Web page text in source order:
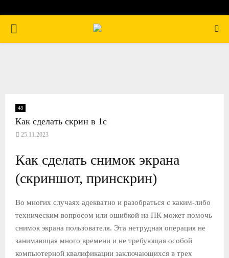
П
В
И
Ч
О
Е
48
Как сделать скрин в 1с
25.11.2023
Как сделать снимок экрана
(скриншот, принскрин)
Во многих случаях адекватно и разобраться с каким-либо
техническим вопросом или ошибкой на ПК может помочь
снимок экрана пользователя. Эта нетрудная операция не
занимающая много времени и не требующая особой
компьютерной квалификации заключающихся в трех